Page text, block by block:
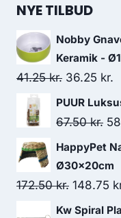
NYE TILBUD
Nobby
Keramik -
41.25kr. Den
pris
41.25 kr..
36.25 kr.
PUUR
67.50kr.
pris
HappyPet
Ø30x20cm
172.50kr. Den
148.75
Kw Spiral